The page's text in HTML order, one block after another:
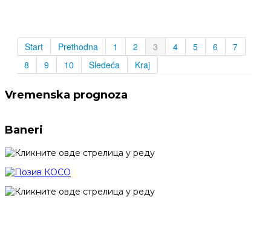
Start Prethodna 1 2 3 4 5 6
7
8
9 10 Sledeća Kraj
Vremenska prognoza
Baneri